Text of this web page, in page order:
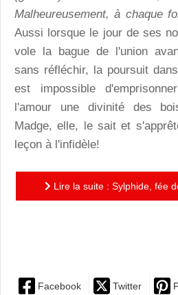
Malheureusement, à chaque
Aussi lorsque le jour de ses
vole la bague de l'union
sans réfléchir, la poursuit
est impossible
l'amour une divinité des
Madge, elle, le sait et
leçon à l'infidèle!
Lire la suite : Sylphide, fée
Facebook Twitter